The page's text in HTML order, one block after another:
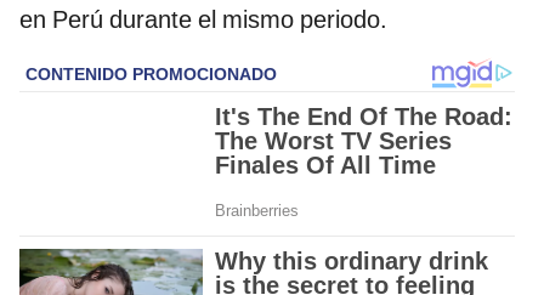
en Perú durante el mismo periodo.